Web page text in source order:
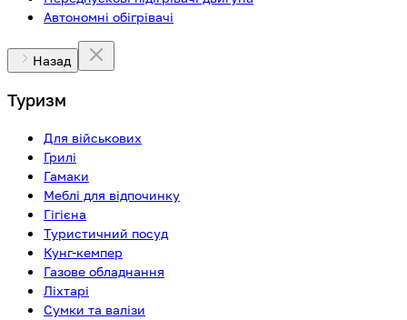
Автономні обігрівачі
Назад
Туризм
Для військових
Грилі
Гамаки
Меблі для відпочинку
Гігієна
Туристичний посуд
Кунг-кемпер
Газове обладнання
Ліхтарі
Сумки та валізи